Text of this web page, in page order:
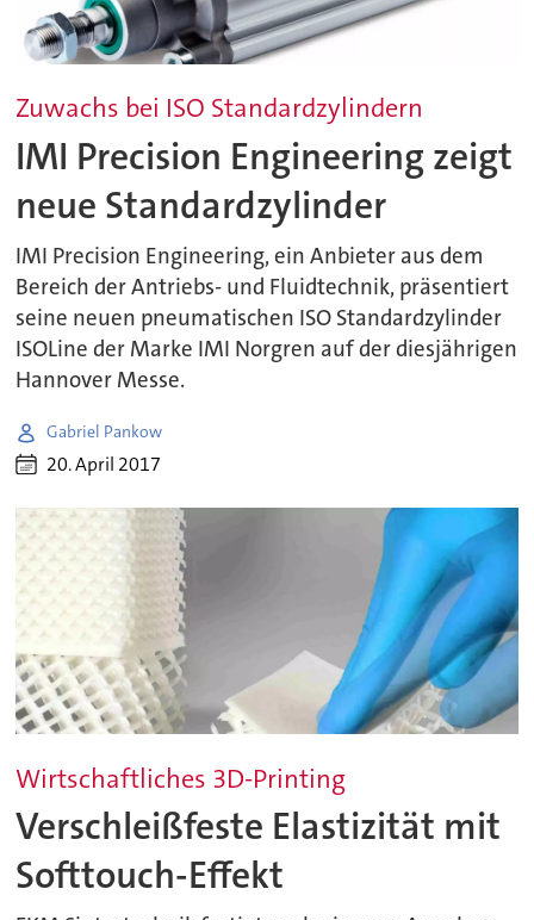
Zuwachs bei ISO Standardzylindern
IMI Precision Engineering zeigt
neue Standardzylinder
IMI Precision Engineering, ein Anbieter aus dem
Bereich der Antriebs- und Fluidtechnik, präsentiert
seine neuen pneumatischen ISO Standardzylinder
ISOLine der Marke IMI Norgren auf der diesjährigen
Hannover Messe.
Gabriel Pankow
20. April 2017
Wirtschaftliches 3D-Printing
Verschleißfeste Elastizität mit
Softtouch-Effekt